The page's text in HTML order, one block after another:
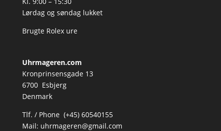
Lørdag og søndag lukket
Brugte Rolex ure
Uhrmageren.com
Kronprinsensgade 13
6700 Esbjerg
Denmark
Tlf. / Phone (+45) 60540155
Mail: uhrmageren@gmail.com